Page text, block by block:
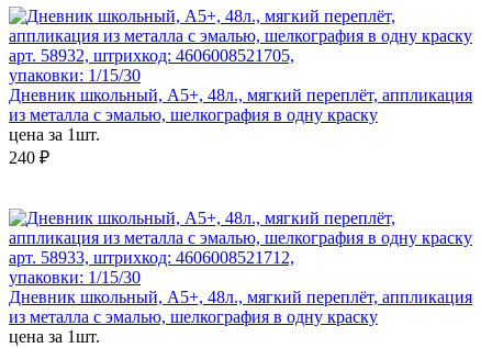
арт. 58932, штрихкод: 4606008521705,
упаковки: 1/15/30
Дневник школьный, А5+, 48л., мягкий переплёт, аппликация
из металла с эмалью, шелкография в одну краску
цена за 1шт.
240 ₽
арт. 58933, штрихкод: 4606008521712,
упаковки: 1/15/30
Дневник школьный, А5+, 48л., мягкий переплёт, аппликация
из металла с эмалью, шелкография в одну краску
цена за 1шт.